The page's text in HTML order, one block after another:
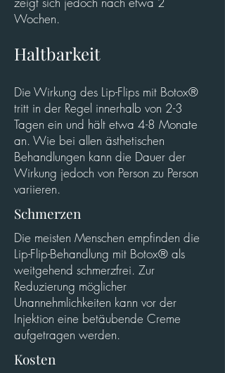
Wochen.
Haltbarkeit
Die Wirkung des Lip-Flips mit Botox®
tritt in der Regel innerhalb von 2-3
Tagen ein und hält etwa 4-8 Monate
an. Wie bei allen ästhetischen
Behandlungen kann die Dauer der
Wirkung jedoch von Person zu Person
variieren.
Schmerzen
Die meisten Menschen empfinden die
Lip-Flip-Behandlung mit Botox® als
weitgehend schmerzfrei. Zur
Reduzierung möglicher
Unannehmlichkeiten kann vor der
Injektion eine betäubende Creme
aufgetragen werden.
Kosten